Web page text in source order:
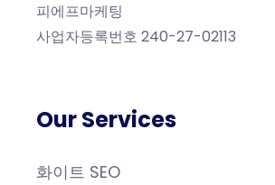
피에프마케팅
사업자등록번호 240-27-02113
Our Services
화이트 SEO